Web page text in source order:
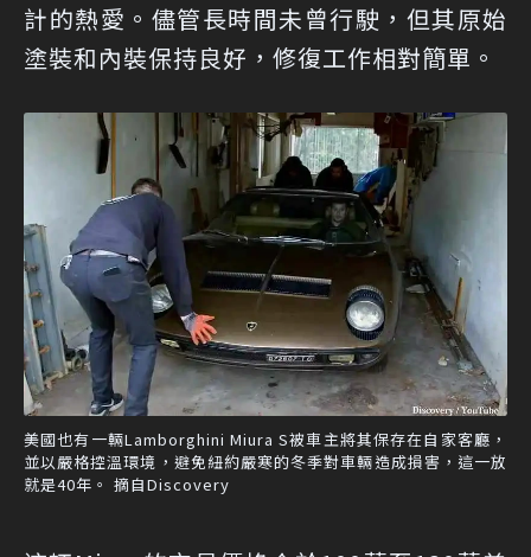
計的熱愛。儘管長時間未曾行駛，但其原始
塗裝和內裝保持良好，修復工作相對簡單。
美國也有一輛Lamborghini Miura S被車主將其保存在自家客廳，
並以嚴格控溫環境，避免紐約嚴寒的冬季對車輛造成損害，這一放
就是40年。 摘自Discovery